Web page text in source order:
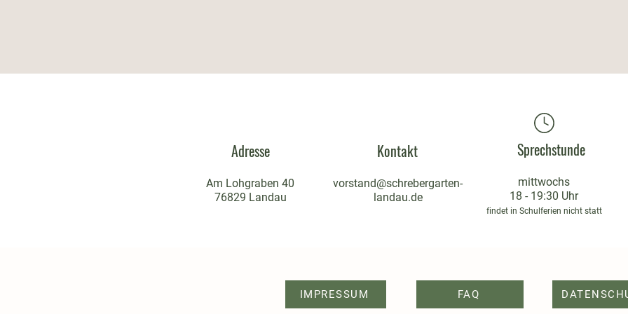
Adresse
Am Lohgraben 40
76829 Landau
Kontakt
vorstand@schrebergarten-
landau.de
Sprechstunde
mittwochs
18 - 19:30 Uhr
findet in Schulferien nicht statt
IMPRESSUM FAQ